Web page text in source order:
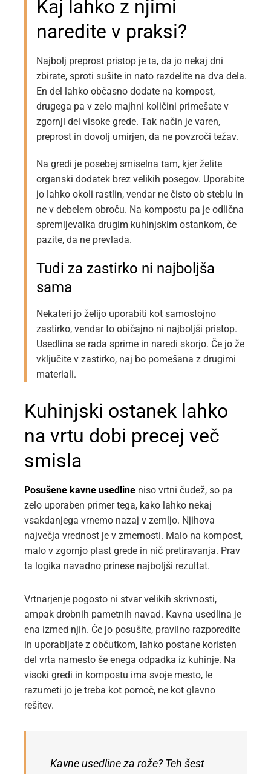
Kaj lahko z njimi
naredite v praksi?
Najbolj preprost pristop je ta, da jo nekaj dni
zbirate, sproti sušite in nato razdelite na dva dela.
En del lahko občasno dodate na kompost,
drugega pa v zelo majhni količini primešate v
zgornji del visoke grede. Tak način je varen,
preprost in dovolj umirjen, da ne povzroči težav.
Na gredi je posebej smiselna tam, kjer želite
organski dodatek brez velikih posegov. Uporabite
jo lahko okoli rastlin, vendar ne čisto ob steblu in
ne v debelem obroču. Na kompostu pa je odlična
spremljevalka drugim kuhinjskim ostankom, če
pazite, da ne prevlada.
Tudi za zastirko ni najboljša
sama
Nekateri jo želijo uporabiti kot samostojno
zastirko, vendar to običajno ni najboljši pristop.
Usedlina se rada sprime in naredi skorjo. Če jo že
vključite v zastirko, naj bo pomešana z drugimi
materiali.
Kuhinjski ostanek lahko
na vrtu dobi precej več
smisla
Posušene kavne usedline niso vrtni čudež, so pa
zelo uporaben primer tega, kako lahko nekaj
vsakdanjega vrnemo nazaj v zemljo. Njihova
največja vrednost je v zmernosti. Malo na kompost,
malo v zgornjo plast grede in nič pretiravanja. Prav
ta logika navadno prinese najboljši rezultat.
Vrtnarjenje pogosto ni stvar velikih skrivnosti,
ampak drobnih pametnih navad. Kavna usedlina je
ena izmed njih. Če jo posušite, pravilno razporedite
in uporabljate z občutkom, lahko postane koristen
del vrta namesto še enega odpadka iz kuhinje. Na
visoki gredi in kompostu ima svoje mesto, le
razumeti jo je treba kot pomoč, ne kot glavno
rešitev.
Kavne usedline za rože? Teh šest